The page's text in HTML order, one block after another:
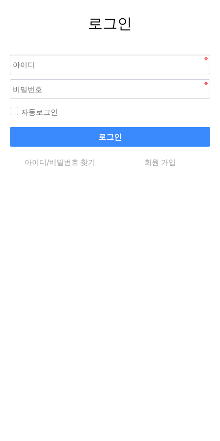
로그인
자동로그인
로그인
아이디/비밀번호 찾기 회원 가입